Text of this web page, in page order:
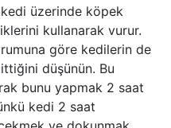
üzerinde köpek
kullanarak vurur.
göre kedilerin de
düşünün. Bu
bunu yapmak 2 saat
kedi 2 saat